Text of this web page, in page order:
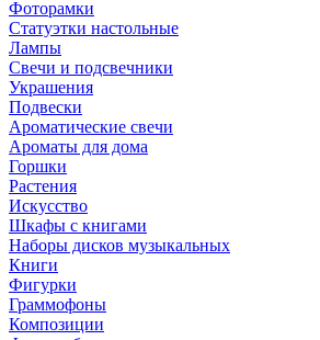
Фоторамки
Статуэтки настольные
Лампы
Свечи и подсвечники
Украшения
Подвески
Ароматические свечи
Ароматы для дома
Горшки
Растения
Искусство
Шкафы с книгами
Наборы дисков музыкальных
Книги
Фигурки
Граммофоны
Композиции